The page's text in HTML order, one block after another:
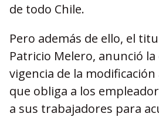
de todo Chile.
Pero además de ello, el
Patricio Melero, anunció
vigencia de la
que obliga a los
a sus trabajadores para